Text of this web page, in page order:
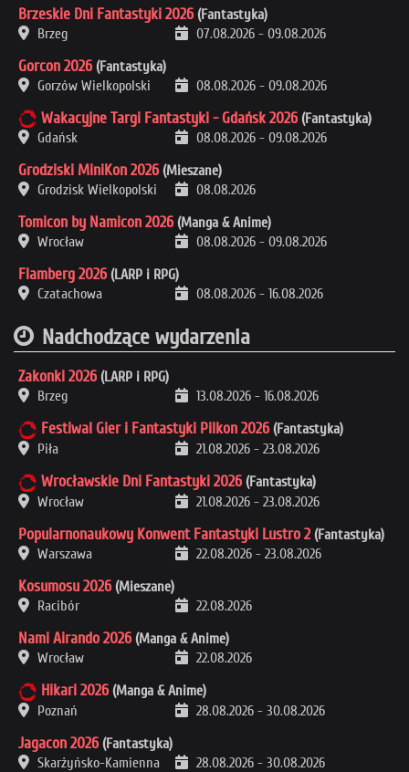
Brzeskie Dni Fantastyki 2026 (Fantastyka)
Brzeg
07.08.2026 - 09.08.2026
Gorcon 2026 (Fantastyka)
Gorzów Wielkopolski
08.08.2026 - 09.08.2026
Wakacyjne Targi Fantastyki - Gdańsk 2026 (Fantastyka)
Gdańsk
08.08.2026 - 09.08.2026
Grodziski MiniKon 2026 (Mieszane)
Grodzisk Wielkopolski
08.08.2026
Tomicon by Namicon 2026 (Manga & Anime)
Wrocław
08.08.2026 - 09.08.2026
Flamberg 2026 (LARP i RPG)
Czatachowa
08.08.2026 - 16.08.2026
Nadchodzące wydarzenia
Zakonki 2026 (LARP i RPG)
Brzeg
13.08.2026 - 16.08.2026
Festiwal Gier i Fantastyki Pilkon 2026 (Fantastyka)
Piła
21.08.2026 - 23.08.2026
Wrocławskie Dni Fantastyki 2026 (Fantastyka)
Wrocław
21.08.2026 - 23.08.2026
Popularnonaukowy Konwent Fantastyki Lustro 2 (Fantastyka)
Warszawa
22.08.2026 - 23.08.2026
Kosumosu 2026 (Mieszane)
Racibór
22.08.2026
Nami Airando 2026 (Manga & Anime)
Wrocław
22.08.2026
Hikari 2026 (Manga & Anime)
Poznań
28.08.2026 - 30.08.2026
Jagacon 2026 (Fantastyka)
Skarżyńsko-Kamienna
28.08.2026 - 30.08.2026